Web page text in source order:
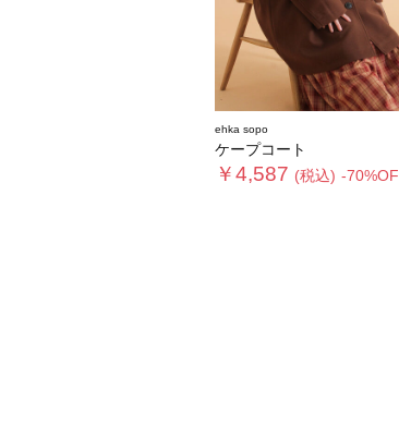
ehka sopo
ケープコート
￥4,587 (税込) -